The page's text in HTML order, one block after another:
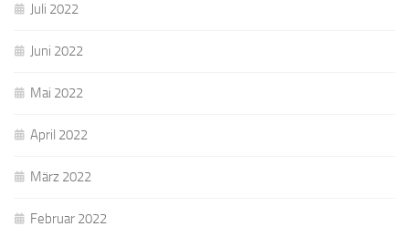
Juli 2022
Juni 2022
Mai 2022
April 2022
März 2022
Februar 2022